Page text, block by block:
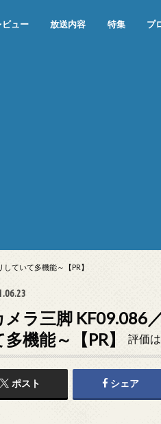
ュー 放送内容 特集 プ
ていて多機能～【PR】
メラ三脚
機能～【PR】
評価
ポスト シェア